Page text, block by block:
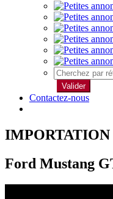
Valider
Contactez-nous
Ford Mustang